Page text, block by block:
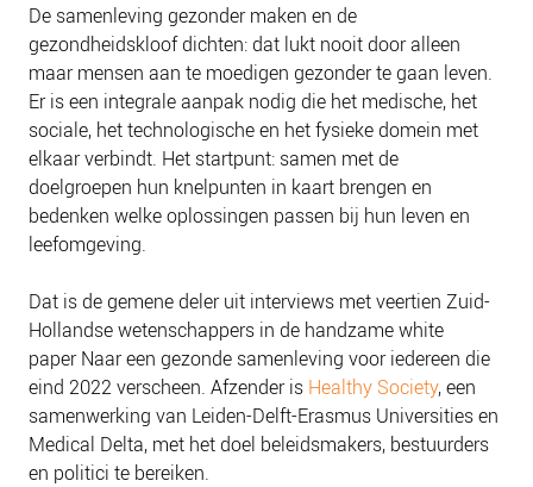
VACATURES
IN DE MEDIA
OVER NCFG
NIEUWS
BLOGS
De samenleving gezonder maken en de
gezondheidskloof dichten: dat lukt nooit door alleen
maar mensen aan te moedigen gezonder te gaan leven.
Er is een integrale aanpak nodig die het medische, het
sociale, het technologische en het fysieke domein met
elkaar verbindt. Het startpunt: samen met de
doelgroepen hun knelpunten in kaart brengen en
bedenken welke oplossingen passen bij hun leven en
leefomgeving.
Dat is de gemene deler uit interviews met veertien Zuid-
Hollandse wetenschappers in de handzame white
paper Naar een gezonde samenleving voor iedereen die
eind 2022 verscheen. Afzender is Healthy Society, een
samenwerking van Leiden-Delft-Erasmus Universities en
Medical Delta, met het doel beleidsmakers, bestuurders
en politici te bereiken.